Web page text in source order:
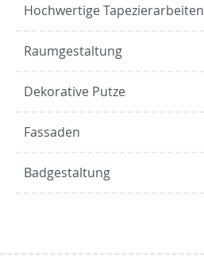
Hochwertige Tapezierarbeiten
Raumgestaltung
Dekorative Putze
Fassaden
Badgestaltung